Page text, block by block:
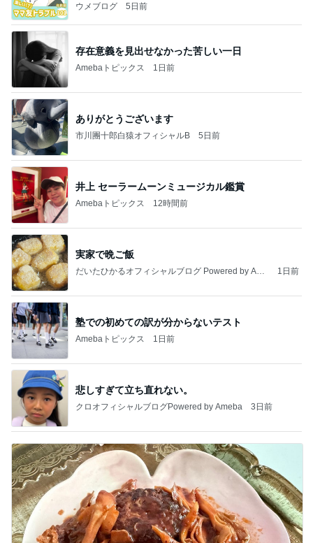
ウメブログ 5日前
存在意義を見出せなかった苦しい一日
Amebaトピックス 1日前
ありがとうございます
市川團十郎白猿オフィシャルB 5日前
井上 セーラームーンミュージカル鑑賞
Amebaトピックス 12時間前
実家で晩ご飯
だいたひかるオフィシャルブログ Powered by Ame
1日前
塾での初めての訳が分からないテスト
Amebaトピックス 1日前
悲しすぎて立ち直れない。
クロオフィシャルブログPowered by Ameba 3日前